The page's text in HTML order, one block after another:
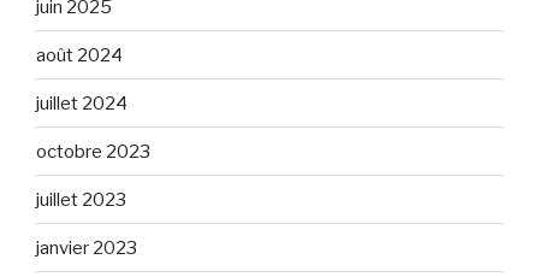
juin 2025
août 2024
juillet 2024
octobre 2023
juillet 2023
janvier 2023